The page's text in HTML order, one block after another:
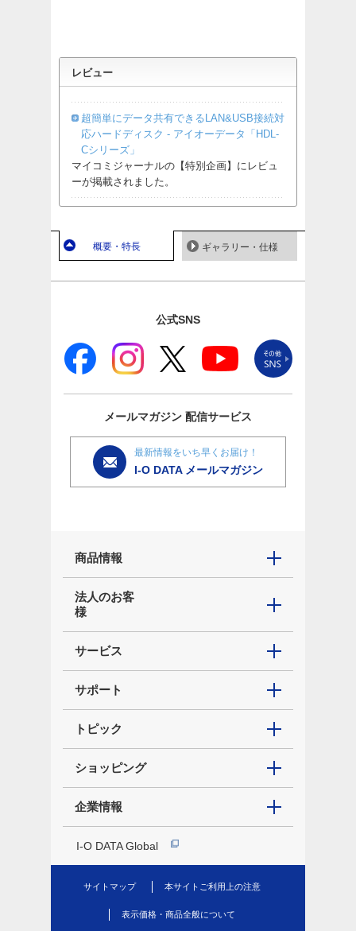
レビュー
超簡単にデータ共有できるLAN&USB接続対
応ハードディスク - アイオーデータ「HDL-
Cシリーズ」
マイコミジャーナルの【特別企画】にレビュ
ーが掲載されました。
概要・特長 ギャラリー・仕様
公式SNS
メールマガジン 配信サービス
最新情報をいち早くお届け！
I-O DATA メールマガジン
商品情報
法人のお客
様
サービス
サポート
トピック
ショッピング
企業情報
I-O DATA Global
サイトマップ 本サイトご利用上の注意
表示価格・商品全般について